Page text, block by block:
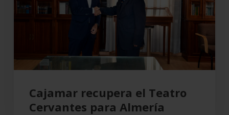
para
Cajamar recupera el Teatro
Cervantes para Almería